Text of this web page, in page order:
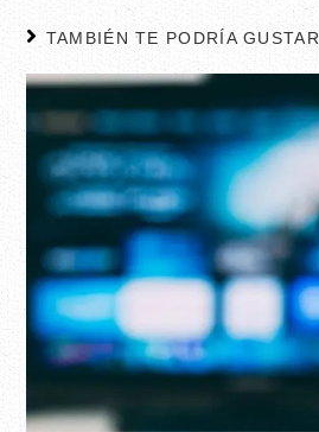
TAMBIÉN TE PODRÍA GUSTAR